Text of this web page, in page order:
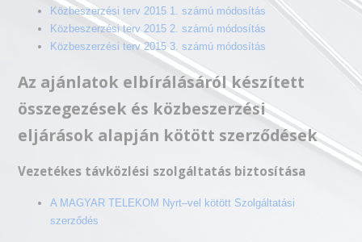
Közbeszerzési terv 2015 1. számú módosítás
Közbeszerzési terv 2015 2. számú módosítás
Közbeszerzési terv 2015 3. számú módosítás
Az ajánlatok elbírálásáról készített
összegezések és közbeszerzési
eljárások alapján kötött szerződések
Vezetékes távközlési szolgáltatás biztosítása
A MAGYAR TELEKOM Nyrt–vel kötött Szolgáltatási
szerződés